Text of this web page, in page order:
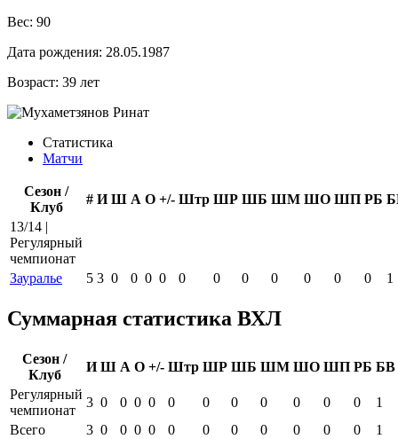
Вес: 90
Дата рождения: 28.05.1987
Возраст: 39 лет
Статистика
Матчи
Сезон /
Клуб
# И Ш А О +/- Штр ШР ШБ ШМ ШО ШП РБ
13/14 |
Регулярный
чемпионат
Зауралье
5 3 0 0 0 0 0 0 0 0 0 0 0 1
Суммарная статистика ВХЛ
Сезон /
Клуб
И Ш А О +/- Штр ШР ШБ ШМ ШО ШП РБ БВ
Регулярный
чемпионат
3 0 0 0 0 0 0 0 0 0 0 0
1
Всего
3 0 0 0 0 0 0 0 0 0 0 0
1